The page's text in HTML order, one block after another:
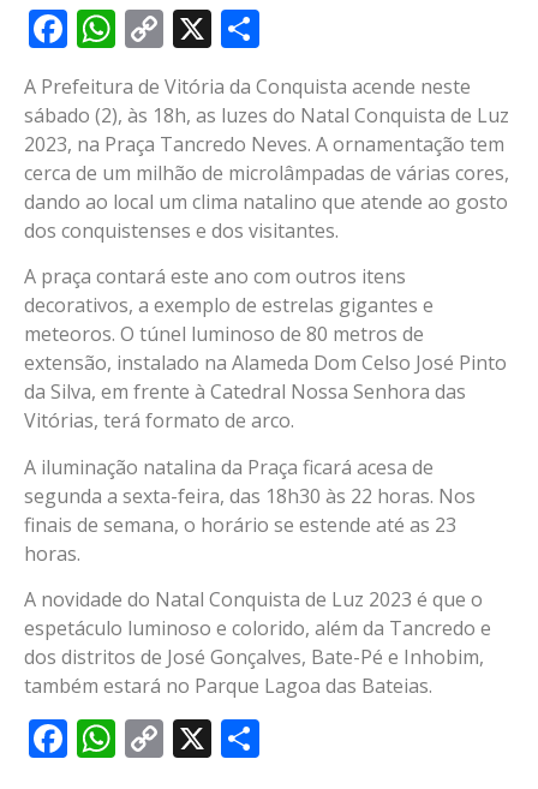
Facebook
WhatsApp
Copy
Link
X
A Prefeitura de Vitória da Conquista acende neste
sábado (2), às 18h, as luzes do Natal Conquista de Luz
2023, na Praça Tancredo Neves. A ornamentação tem
cerca de um milhão de microlâmpadas de várias cores,
dando ao local um clima natalino que atende ao gosto
dos conquistenses e dos visitantes.
A praça contará este ano com outros itens
decorativos, a exemplo de estrelas gigantes e
meteoros. O túnel luminoso de 80 metros de
extensão, instalado na Alameda Dom Celso José Pinto
da Silva, em frente à Catedral Nossa Senhora das
Vitórias, terá formato de arco.
A iluminação natalina da Praça ficará acesa de
segunda a sexta-feira, das 18h30 às 22 horas. Nos
finais de semana, o horário se estende até as 23
horas.
A novidade do Natal Conquista de Luz 2023 é que o
espetáculo luminoso e colorido, além da Tancredo e
dos distritos de José Gonçalves, Bate-Pé e Inhobim,
também estará no Parque Lagoa das Bateias.
Facebook
WhatsApp
Copy
X